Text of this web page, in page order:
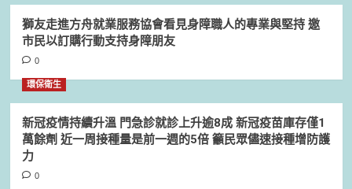
獅友走進方舟就業服務協會看見身障職人的專業與堅持 邀
市民以訂購行動支持身障朋友
0
環保衛生
新冠疫情持續升溫 門急診就診上升逾8成 新冠疫苗庫存僅1
萬餘劑 近一周接種量是前一週的5倍 籲民眾儘速接種增防護
力
0